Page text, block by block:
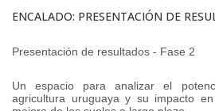
ENCALADO: PRESENTACIÓN DE
Presentación de resultados - Fase 2
Un espacio para analizar el
agricultura uruguaya y su impacto